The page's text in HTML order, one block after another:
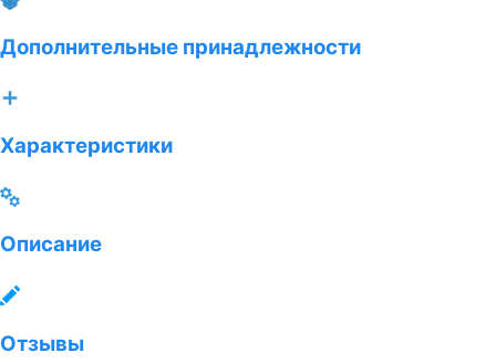
Дополнительные принадлежности
Характеристики
Описание
Отзывы